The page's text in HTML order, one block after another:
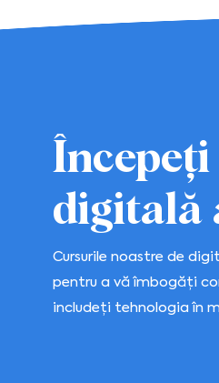
digitală
Cursurile noastre de
pentru a vă îmbogăți
includeți tehnologia în